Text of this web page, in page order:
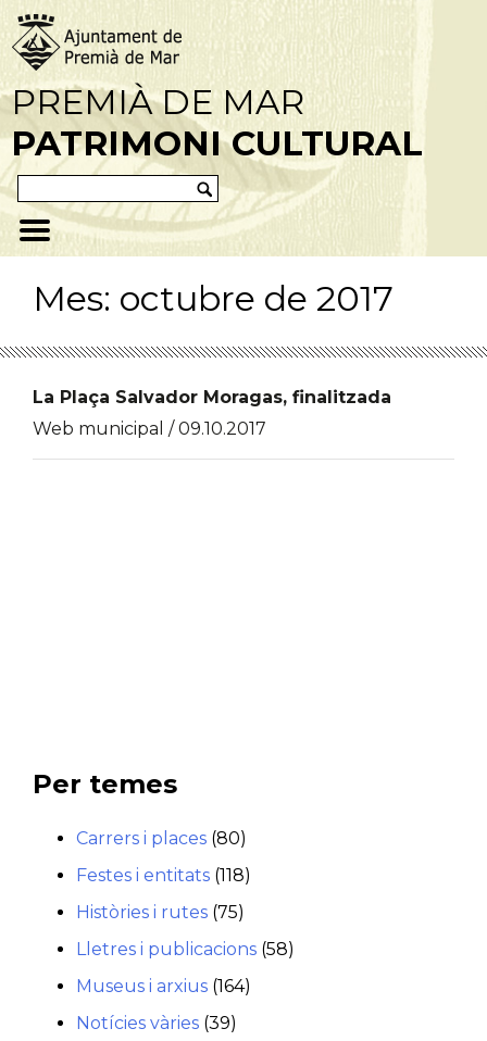
PREMIÀ DE MAR
PATRIMONI CULTURAL
Mes: octubre de 2017
La Plaça Salvador Moragas, finalitzada
Web municipal / 09.10.2017
Per temes
Carrers i places (80)
Festes i entitats (118)
Històries i rutes (75)
Lletres i publicacions (58)
Museus i arxius (164)
Notícies vàries (39)